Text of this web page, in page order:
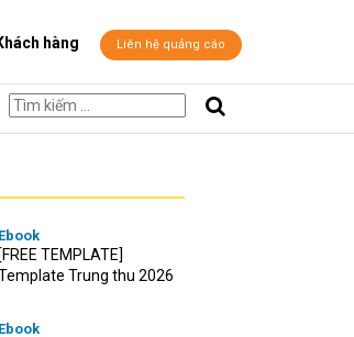
hàng Liên hệ quảng cáo
Ebook
[FREE TEMPLATE]
Trung thu 2026
Ebook